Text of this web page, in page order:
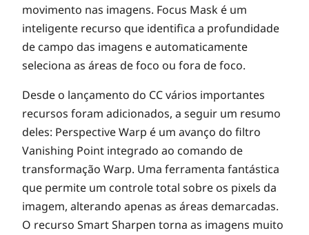
movimento nas imagens. Focus Mask é um
inteligente recurso que identifica a profundidade
de campo das imagens e automaticamente
seleciona as áreas de foco ou fora de foco.
Desde o lançamento do CC vários importantes
recursos foram adicionados, a seguir um resumo
deles: Perspective Warp é um avanço do filtro
Vanishing Point integrado ao comando de
transformação Warp. Uma ferramenta fantástica
que permite um controle total sobre os pixels da
imagem, alterando apenas as áreas demarcadas.
O recurso Smart Sharpen torna as imagens muito